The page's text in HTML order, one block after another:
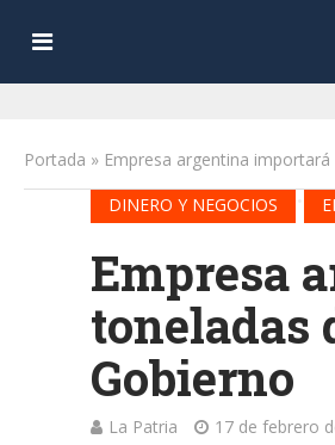
Portada » Empresa argentina
DINERO Y NEGOCIOS
Empresa
toneladas
Gobierno
La Patria 17 de febrero